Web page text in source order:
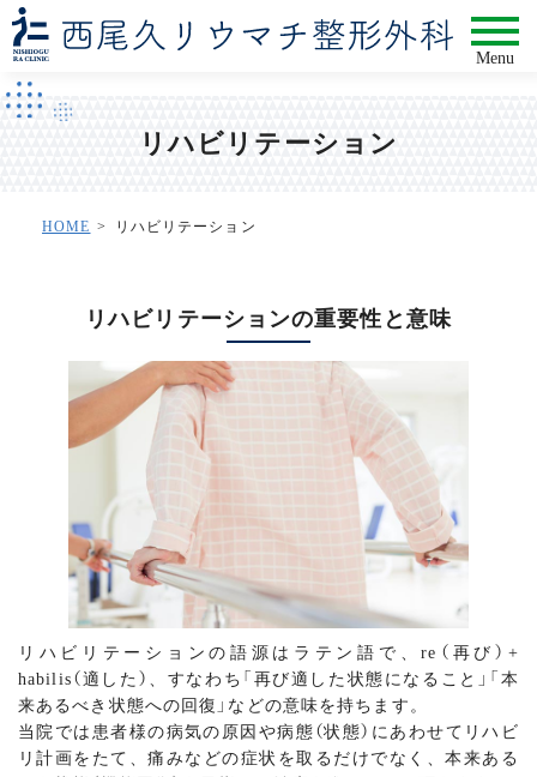
Menu
リハビリテーション
HOME リハビリテーション
リハビリテーションの重要性と意味
リハビリテーションの語源はラテン語で、re（再び）+
habilis（適した）、すなわち「再び適した状態になること」「本
来あるべき状態への回復」などの意味を持ちます。
当院では患者様の病気の原因や病態（状態）にあわせてリハビ
リ計画をたて、痛みなどの症状を取るだけでなく、本来ある